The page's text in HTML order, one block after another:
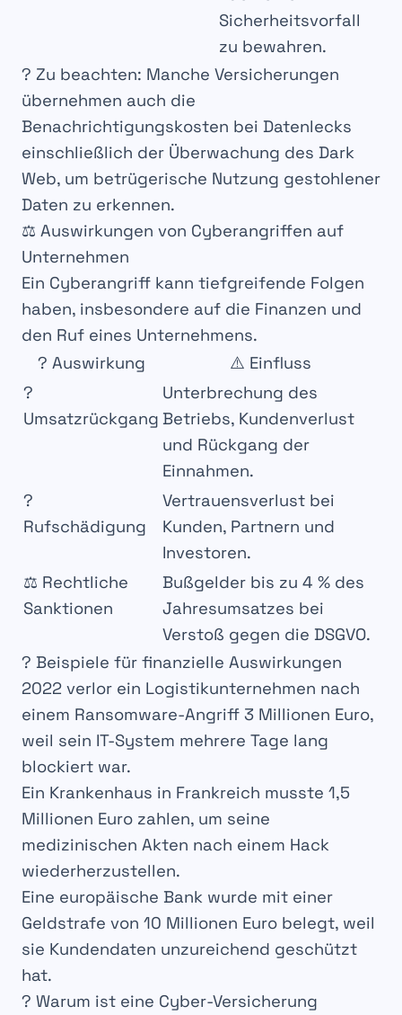
Sicherheitsvorfall
zu bewahren.
? Zu beachten: Manche Versicherungen
übernehmen auch die
Benachrichtigungskosten bei Datenlecks
einschließlich der Überwachung des Dark
Web, um betrügerische Nutzung gestohlener
Daten zu erkennen.
⚖️ Auswirkungen von Cyberangriffen auf
Unternehmen
Ein Cyberangriff kann tiefgreifende Folgen
haben, insbesondere auf die Finanzen und
den Ruf eines Unternehmens.
? Auswirkung ⚠️ Einfluss
?
Umsatzrückgang
Unterbrechung des
Betriebs, Kundenverlust
und Rückgang der
Einnahmen.
?
Rufschädigung
Vertrauensverlust bei
Kunden, Partnern und
Investoren.
⚖️ Rechtliche
Sanktionen
Bußgelder bis zu 4 % des
Jahresumsatzes bei
Verstoß gegen die DSGVO.
? Beispiele für finanzielle Auswirkungen
2022 verlor ein Logistikunternehmen nach
einem Ransomware-Angriff 3 Millionen Euro,
weil sein IT-System mehrere Tage lang
blockiert war.
Ein Krankenhaus in Frankreich musste 1,5
Millionen Euro zahlen, um seine
medizinischen Akten nach einem Hack
wiederherzustellen.
Eine europäische Bank wurde mit einer
Geldstrafe von 10 Millionen Euro belegt, weil
sie Kundendaten unzureichend geschützt
hat.
? Warum ist eine Cyber-Versicherung